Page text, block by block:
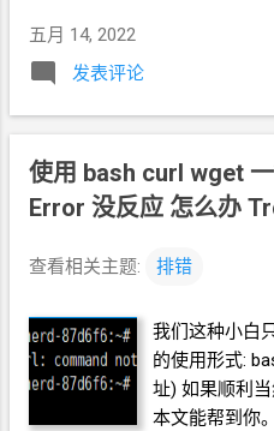
五月 14, 2022
发表评论
使用 bash curl wget
Error 没反应 怎么办
查看相关主题: 排错
我们这种小白
的使用形式:
址) 如果顺利
本文能帮到你。